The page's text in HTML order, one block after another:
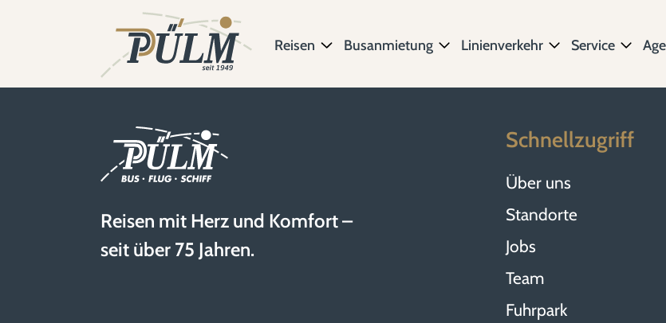
Reisen Busanmietung Linienverkehr Service
Reisen mit Herz und Komfort –
seit über 75 Jahren.
Schnellzugriff
Über uns
Standorte
Jobs
Team
Fuhrpark